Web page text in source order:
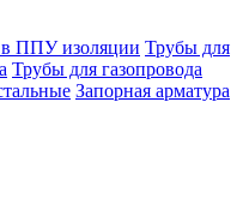
ППУ изоляции Трубы для
Трубы для газопровода
Запорная арматура